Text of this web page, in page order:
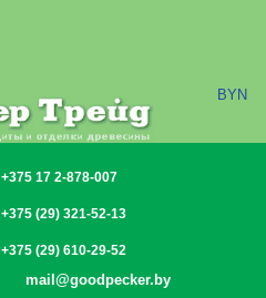
BYN
+375 17 2-878-007
+375 (29) 321-52-13
+375 (29) 610-29-52
mail@goodpecker.by